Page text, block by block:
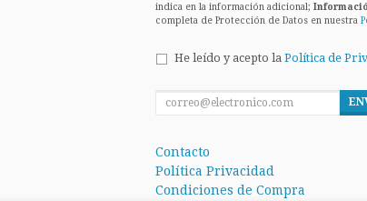
indica en la información adicional;
completa de Protección de Datos en nuestra
He leído y acepto la Política de
Contacto
Política Privacidad
Condiciones de Compra